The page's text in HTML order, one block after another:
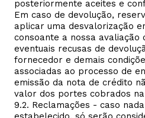
posteriormente aceites e
Em caso de devolução,
aplicar uma desvalorização
consoante a nossa avaliação
eventuais recusas de
fornecedor e demais
associadas ao processo de
emissão da nota de crédito
valor dos portes cobrados
9.2. Reclamações - caso